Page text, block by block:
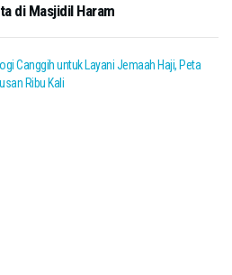
di Masjidil Haram